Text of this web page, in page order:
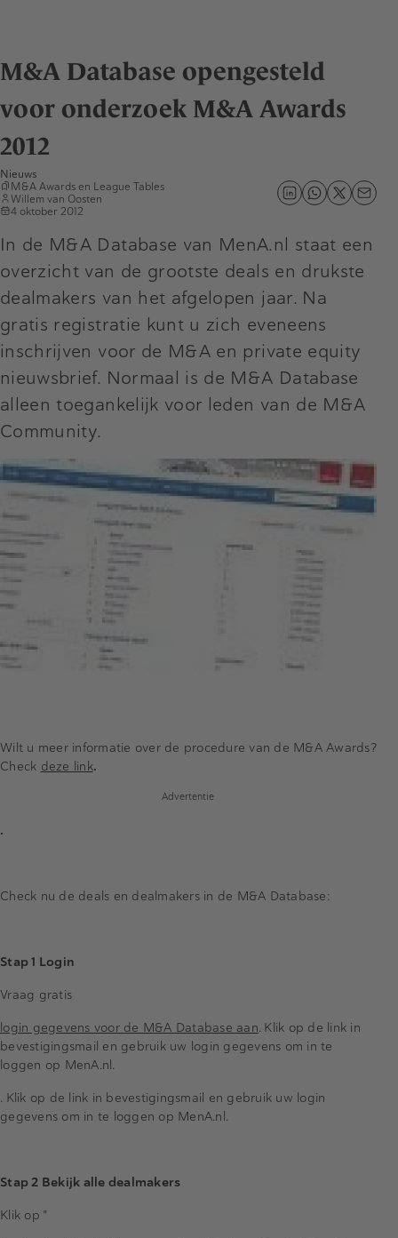
M&A Database opengesteld
voor onderzoek M&A Awards
2012
Nieuws
M&A Awards en League Tables
Willem van Oosten
4 oktober 2012
In de M&A Database van MenA.nl staat een
overzicht van de grootste deals en drukste
dealmakers van het afgelopen jaar. Na
gratis registratie kunt u zich eveneens
inschrijven voor de M&A en private equity
nieuwsbrief. Normaal is de M&A Database
alleen toegankelijk voor leden van de M&A
Community.
Wilt u meer informatie over de procedure van de M&A Awards?
Check deze link.
Advertentie
.
Check nu de deals en dealmakers in de M&A Database:
Stap 1 Login
Vraag gratis
login gegevens voor de M&A Database aan. Klik op de link in
bevestigingsmail en gebruik uw login gegevens om in te
loggen op MenA.nl.
. Klik op de link in bevestigingsmail en gebruik uw login
gegevens om in te loggen op MenA.nl.
Stap 2 Bekijk alle dealmakers
Klik op "